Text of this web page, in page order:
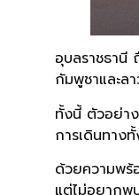
อุบลราชธานี
กัมพูชาและล
ทั้งนี้ ตัวอย่า
การเดินทาง
ด้วยความพร้
แต่ไม่อยากพ